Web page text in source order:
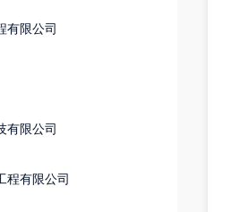
气污染治理；园林绿化工程
服务（不含许可类信息咨询
人工智能基础资源与技术平
代理服务；广告发布；化工
有限公司
有限公司
程有限公司